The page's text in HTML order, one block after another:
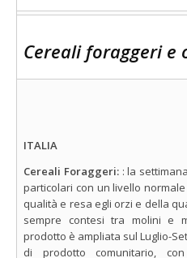
Cereali foraggeri e
ITALIA
Cereali Foraggeri: : la
particolari con un livello
qualità e resa egli orzi e della
sempre contesi tra molini e
prodotto è ampliata sul Luglio-
di prodotto comunitario,